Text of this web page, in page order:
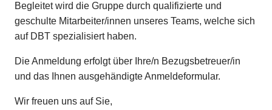
Begleitet wird die Gruppe durch qualifizierte und
geschulte Mitarbeiter/innen unseres Teams, welche sich
auf DBT spezialisiert haben.
Die Anmeldung erfolgt über Ihre/n Bezugsbetreuer/in
und das Ihnen ausgehändigte Anmeldeformular.
Wir freuen uns auf Sie,